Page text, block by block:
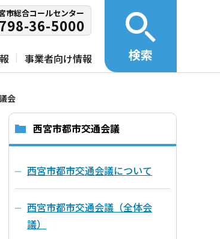
市総合コールセンター
36-5000
事業者向け情報 検索
会
西宮市都市交通会議
西宮市都市交通会議について
西宮市都市交通会議（全体会
議）